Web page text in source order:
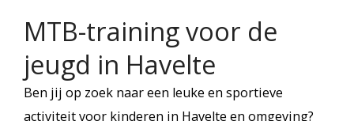
MTB-training voor de
jeugd in Havelte
Ben jij op zoek naar een leuke en sportieve
activiteit voor kinderen in Havelte en omgeving?